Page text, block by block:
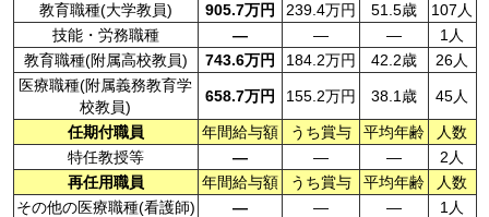
教育職種(大学教員)
905.7万円 239.4万円 51.5歳
107人
技能・労務職種
— — —
1人
教育職種(附属高校教員)
743.6万円 184.2万円 42.2歳
26人
医療職種(附属義務教育学
校教員)
658.7万円 155.2万円 38.1歳 45人
任期付職員 年間給与額 うち賞与 平均年齢
人数
特任教授等
— — —
2人
再任用職員
年間給与額 うち賞与 平均年齢
人数
その他の医療職種(看護師)
— — — 1人